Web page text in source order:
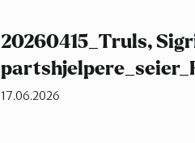
20260415_Truls,
17.06.2026